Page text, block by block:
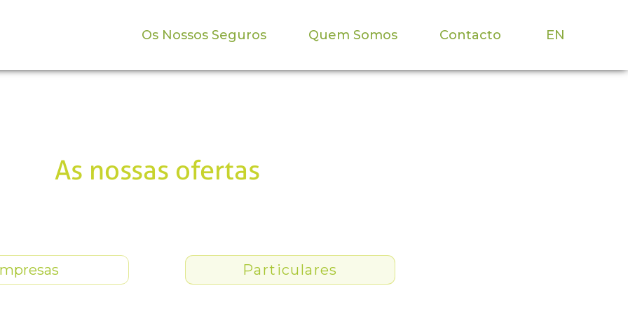
Os Nossos Seguros Quem Somos Contacto EN
As nossas ofertas
Particulares